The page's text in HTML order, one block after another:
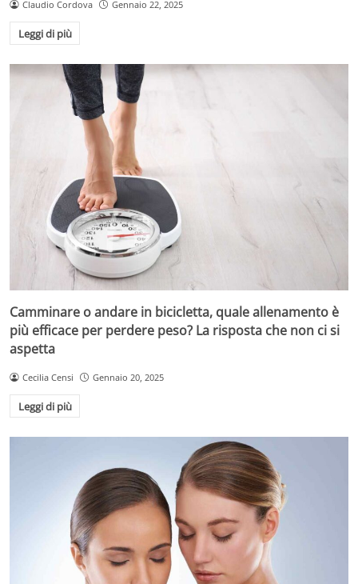
Claudio Cordova Gennaio 22, 2025
Leggi di più
Camminare o andare in bicicletta, quale allenamento è
più efficace per perdere peso? La risposta che non ci si
aspetta
Cecilia Censi Gennaio 20, 2025
Leggi di più